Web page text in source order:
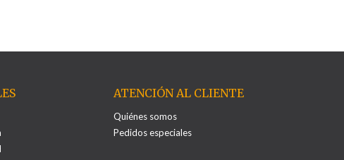
ATENCIÓN AL CLIENTE
Quiénes somos
Pedidos especiales